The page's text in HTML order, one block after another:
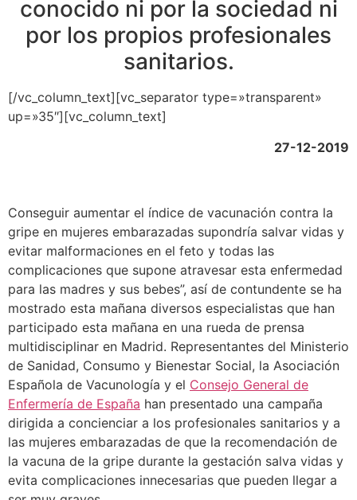
conocido ni por la sociedad ni
por los propios profesionales
sanitarios.
[/vc_column_text][vc_separator type=»transparent»
up=»35″][vc_column_text]
27-12-2019
Conseguir aumentar el índice de vacunación contra la
gripe en mujeres embarazadas supondría salvar vidas y
evitar malformaciones en el feto y todas las
complicaciones que supone atravesar esta enfermedad
para las madres y sus bebes”, así de contundente se ha
mostrado esta mañana diversos especialistas que han
participado esta mañana en una rueda de prensa
multidisciplinar en Madrid. Representantes del Ministerio
de Sanidad, Consumo y Bienestar Social, la Asociación
Española de Vacunología y el Consejo General de
Enfermería de España han presentado una campaña
dirigida a concienciar a los profesionales sanitarios y a
las mujeres embarazadas de que la recomendación de
la vacuna de la gripe durante la gestación salva vidas y
evita complicaciones innecesarias que pueden llegar a